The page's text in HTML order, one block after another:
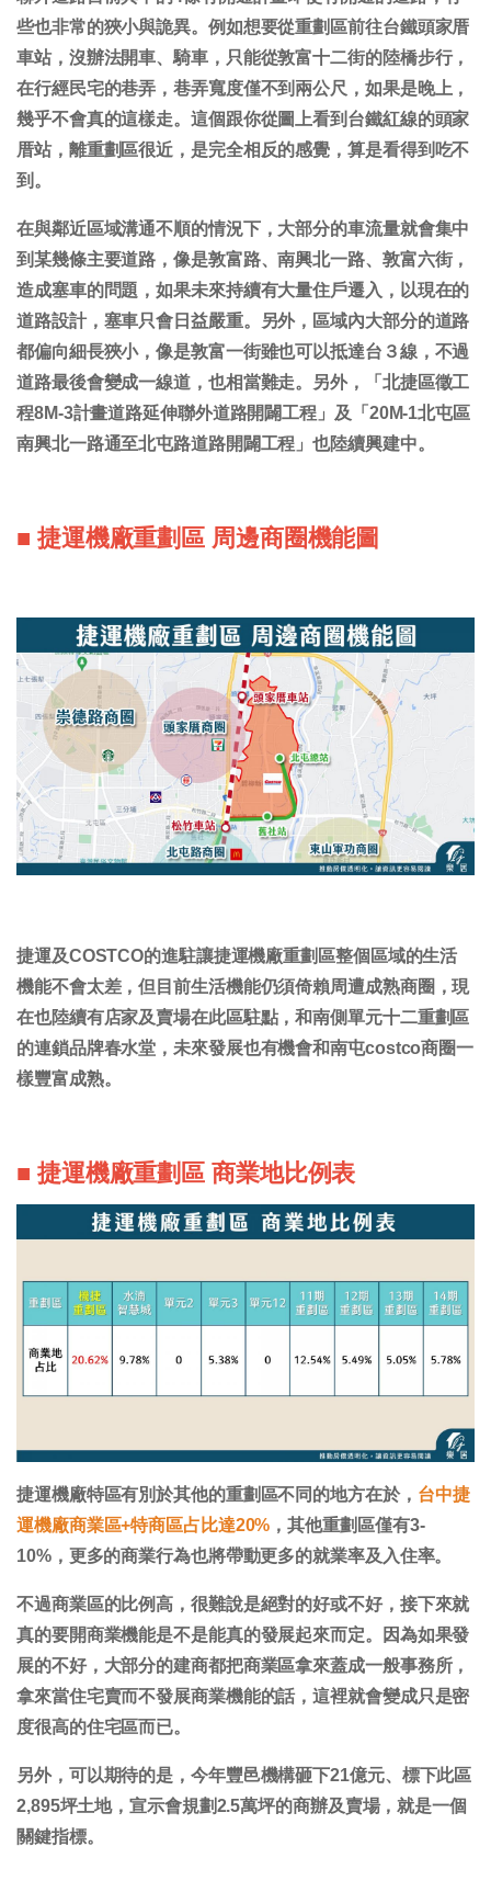
些也非常的狹小與詭異。例如想要從重劃區前往台鐵頭家厝
車站，沒辦法開車、騎車，只能從敦富十二街的陸橋步行，
在行經民宅的巷弄，巷弄寬度僅不到兩公尺，如果是晚上，
幾乎不會真的這樣走。這個跟你從圖上看到台鐵紅線的頭家
厝站，離重劃區很近，是完全相反的感覺，算是看得到吃不
到。
在與鄰近區域溝通不順的情況下，大部分的車流量就會集中
到某幾條主要道路，像是敦富路、南興北一路、敦富六街，
造成塞車的問題，如果未來持續有大量住戶遷入，以現在的
道路設計，塞車只會日益嚴重。另外，區域內大部分的道路
都偏向細長狹小，像是敦富一街雖也可以抵達台３線，不過
道路最後會變成一線道，也相當難走。另外，「北捷區徵工
程8M-3計畫道路延伸聯外道路開闢工程」及「20M-1北屯區
南興北一路通至北屯路道路開闢工程」也陸續興建中。
■ 捷運機廠重劃區 周邊商圈機能圖
捷運及COSTCO的進駐讓捷運機廠重劃區整個區域的生活
機能不會太差，但目前生活機能仍須倚賴周遭成熟商圈，現
在也陸續有店家及賣場在此區駐點，和南側單元十二重劃區
的連鎖品牌春水堂，未來發展也有機會和南屯costco商圈一
樣豐富成熟。
■ 捷運機廠重劃區 商業地比例表
捷運機廠特區有別於其他的重劃區不同的地方在於， 台中捷
運機廠商業區+特商區占比達20% ，其他重劃區僅有3-
10%，更多的商業行為也將帶動更多的就業率及入住率。
不過商業區的比例高，很難說是絕對的好或不好，接下來就
真的要開商業機能是不是能真的發展起來而定。因為如果發
展的不好，大部分的建商都把商業區拿來蓋成一般事務所，
拿來當住宅賣而不發展商業機能的話，這裡就會變成只是密
度很高的住宅區而已。
另外，可以期待的是，今年豐邑機構砸下21億元、標下此區
2,895坪土地，宣示會規劃2.5萬坪的商辦及賣場，就是一個
關鍵指標。